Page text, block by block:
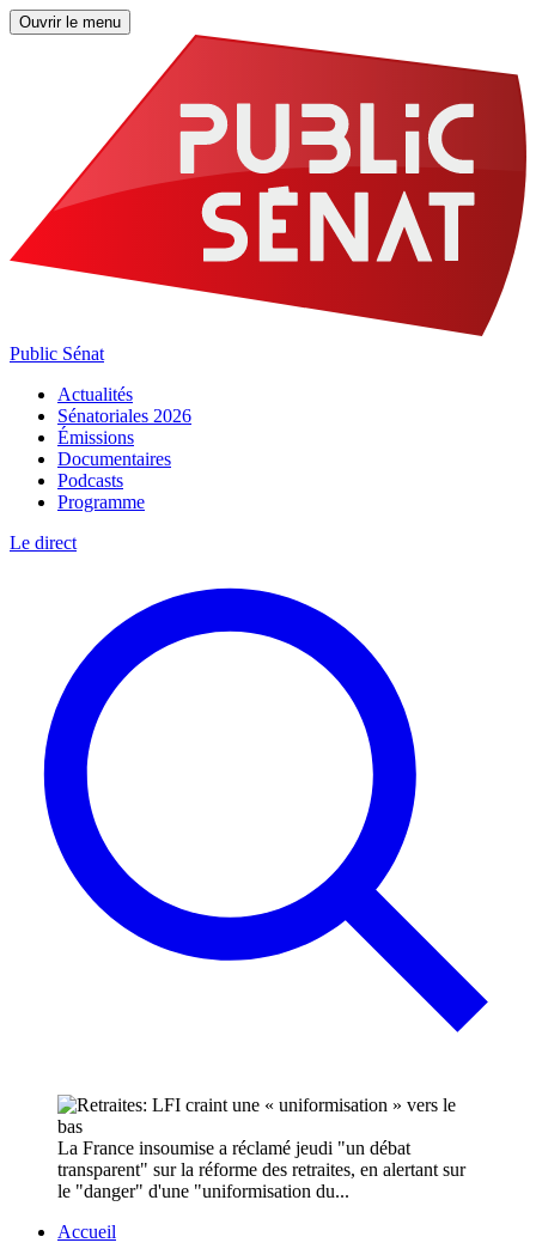
Ouvrir le menu
Public Sénat
Actualités
Sénatoriales 2026
Émissions
Documentaires
Podcasts
Programme
Le direct
La France insoumise a réclamé jeudi "un débat
transparent" sur la réforme des retraites, en alertant sur
le "danger" d'une "uniformisation du...
Accueil